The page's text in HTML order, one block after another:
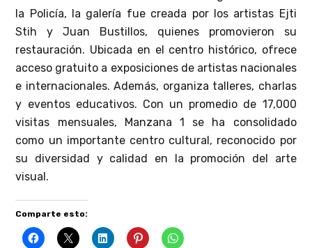
la Policía, la galería fue creada por los artistas Ejti
Stih y Juan Bustillos, quienes promovieron su
restauración. Ubicada en el centro histórico, ofrece
acceso gratuito a exposiciones de artistas nacionales
e internacionales. Además, organiza talleres, charlas
y eventos educativos. Con un promedio de 17,000
visitas mensuales, Manzana 1 se ha consolidado
como un importante centro cultural, reconocido por
su diversidad y calidad en la promoción del arte
visual.
Comparte esto: